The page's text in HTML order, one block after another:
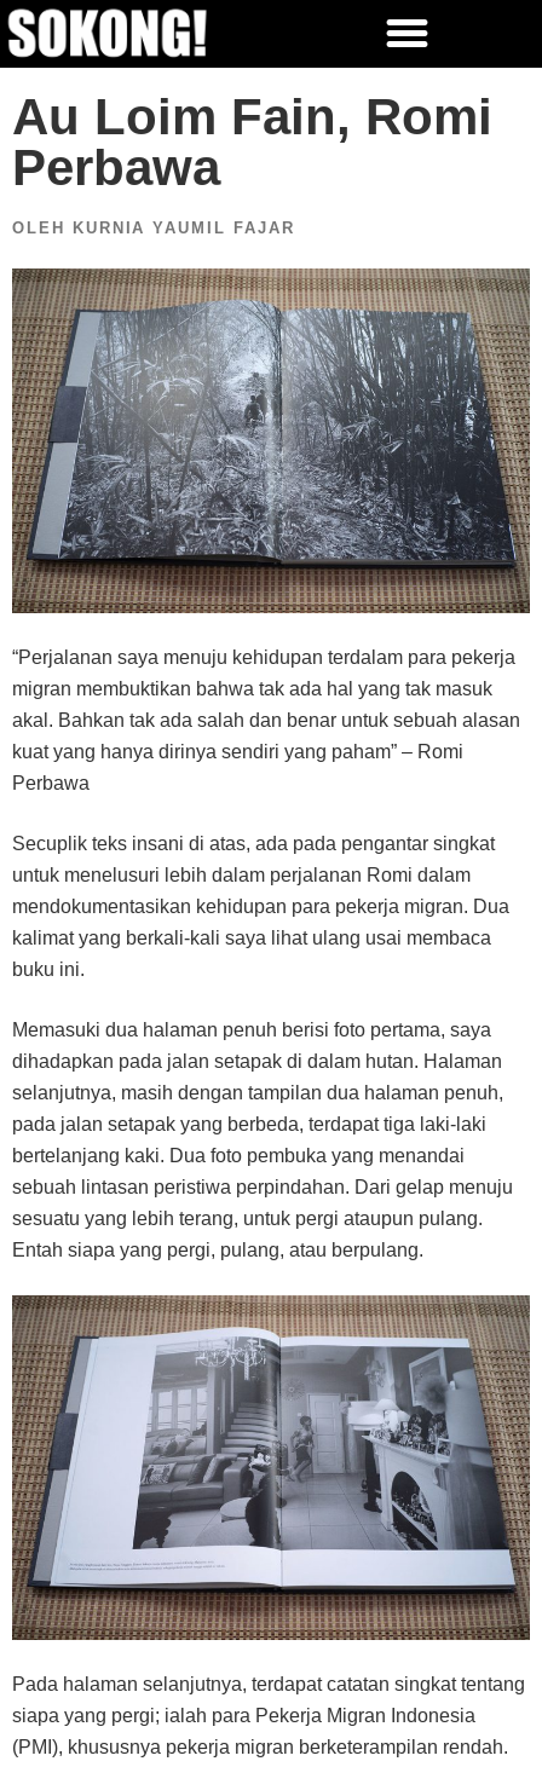
Au Loim Fain, Romi
Perbawa
OLEH KURNIA YAUMIL FAJAR
“Perjalanan saya menuju kehidupan terdalam para pekerja
migran membuktikan bahwa tak ada hal yang tak masuk
akal. Bahkan tak ada salah dan benar untuk sebuah alasan
kuat yang hanya dirinya sendiri yang paham” – Romi
Perbawa
Secuplik teks insani di atas, ada pada pengantar singkat
untuk menelusuri lebih dalam perjalanan Romi dalam
mendokumentasikan kehidupan para pekerja migran. Dua
kalimat yang berkali-kali saya lihat ulang usai membaca
buku ini.
Memasuki dua halaman penuh berisi foto pertama, saya
dihadapkan pada jalan setapak di dalam hutan. Halaman
selanjutnya, masih dengan tampilan dua halaman penuh,
pada jalan setapak yang berbeda, terdapat tiga laki-laki
bertelanjang kaki. Dua foto pembuka yang menandai
sebuah lintasan peristiwa perpindahan. Dari gelap menuju
sesuatu yang lebih terang, untuk pergi ataupun pulang.
Entah siapa yang pergi, pulang, atau berpulang.
Pada halaman selanjutnya, terdapat catatan singkat tentang
siapa yang pergi; ialah para Pekerja Migran Indonesia
(PMI), khususnya pekerja migran berketerampilan rendah.